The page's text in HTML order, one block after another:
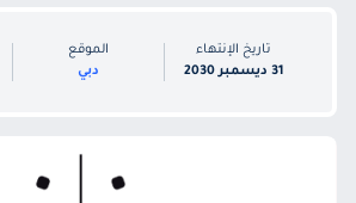
تاريخ الإنتهاء
31 ديسمبر 2030
الموقع
دبي